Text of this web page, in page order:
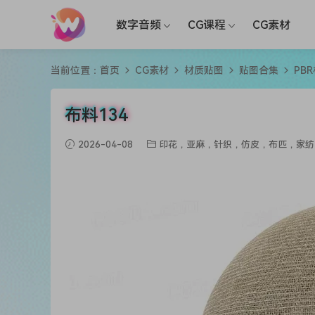
数字音频 CG课程 CG素材
当前位置： 首页 CG素材 材质贴图 贴图合集
布料134
2026-04-08 印花，亚麻，针织，仿皮，布匹，家